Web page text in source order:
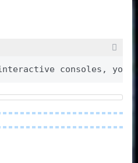
consoles, you